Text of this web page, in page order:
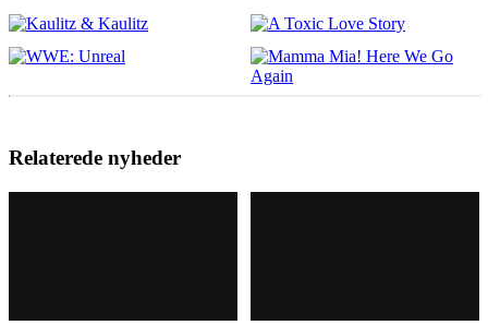
Relaterede nyheder